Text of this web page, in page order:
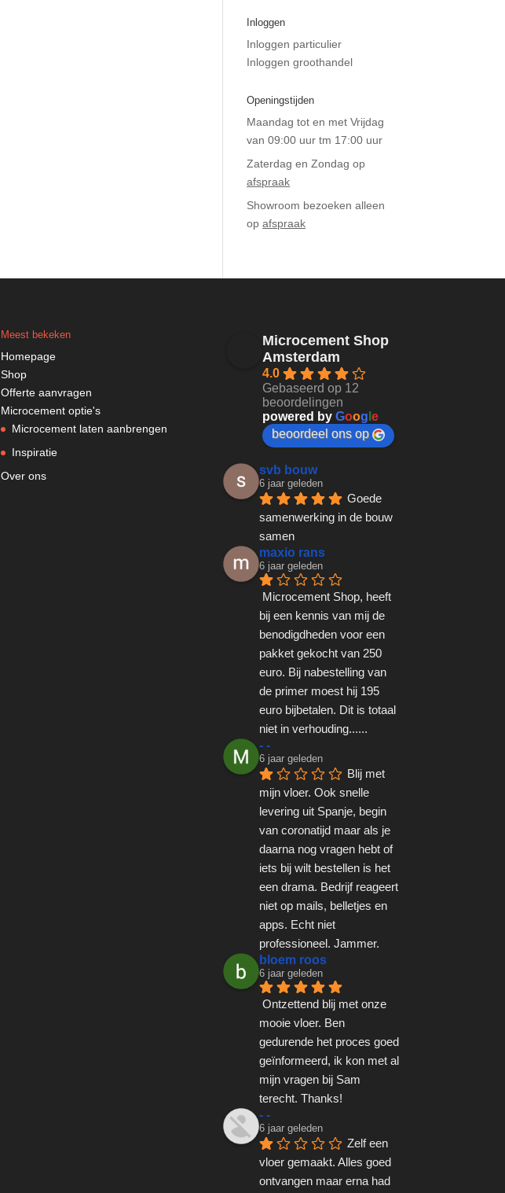
Inloggen
Inloggen particulier
Inloggen groothandel
Openingstijden
Maandag tot en met Vrijdag
van 09:00 uur tm 17:00 uur
Zaterdag en Zondag op
afspraak
Showroom bezoeken alleen
opafspraak
Meest bekeken
Homepage
Shop
Offerte aanvragen
Microcement optie's
Microcement laten aanbrengen
Inspiratie
Over ons
Microcement Shop
Amsterdam
4.0
Gebaseerd op 12
beoordelingen
powered byGoog le
beoordeel ons op
svb bouw
6 jaar geleden
Goede
samenwerking in de bouw
samen
maxio rans
6 jaar geleden
Microcement Shop, heeft
bij een kennis van mij de
benodigdheden voor een
pakket gekocht van 250
euro. Bij nabestelling van
de primer moest hij 195
euro bijbetalen. Dit is totaal
niet in verhouding......
- -
6 jaar geleden
Blij met
mijn vloer. Ook snelle
levering uit Spanje, begin
van coronatijd maar als je
daarna nog vragen hebt of
iets bij wilt bestellen is het
een drama. Bedrijf reageert
niet op mails, belletjes en
apps. Echt niet
professioneel. Jammer.
bloem roos
6 jaar geleden
Ontzettend blij met onze
mooie vloer. Ben
gedurende het proces goed
geïnformeerd, ik kon met al
mijn vragen bij Sam
terecht. Thanks!
- -
6 jaar geleden
Zelf een
vloer gemaakt. Alles goed
ontvangen maar erna had